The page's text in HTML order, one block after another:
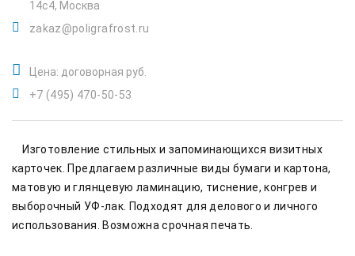
14с4, Москва
zakaz@poligrafrost.ru
Цена: договорная руб.
+7 (495) 470-50-53
карточек. Предлагаем различные виды бумаги и картона,
матовую и глянцевую ламинацию, тиснение, конгрев и
выборочный УФ-лак. Подходят для делового и личного
использования. Возможна срочная печать.